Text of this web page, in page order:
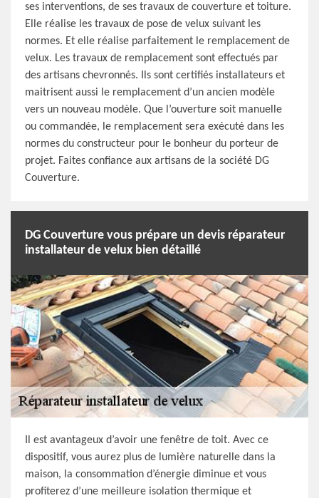
ses interventions, de ses travaux de couverture et toiture.
Elle réalise les travaux de pose de velux suivant les
normes. Et elle réalise parfaitement le remplacement de
velux. Les travaux de remplacement sont effectués par
des artisans chevronnés. Ils sont certifiés installateurs et
maitrisent aussi le remplacement d’un ancien modèle
vers un nouveau modèle. Que l’ouverture soit manuelle
ou commandée, le remplacement sera exécuté dans les
normes du constructeur pour le bonheur du porteur de
projet. Faites confiance aux artisans de la société DG
Couverture.
DG Couverture vous prépare un devis réparateur
installateur de velux bien détaillé
Il est avantageux d’avoir une fenêtre de toit. Avec ce
dispositif, vous aurez plus de lumière naturelle dans la
maison, la consommation d’énergie diminue et vous
profiterez d’une meilleure isolation thermique et